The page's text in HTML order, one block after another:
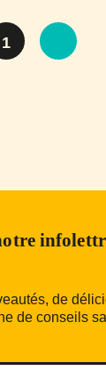
1
de
de conseils